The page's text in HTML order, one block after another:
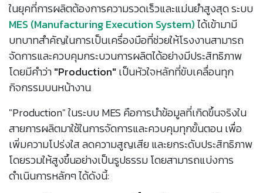
ในยุคที่การผลิตต้องการความรวดเร็วและแม่นยำสูงสุด ระบบ
MES (Manufacturing Execution System)ได้เข้ามามี
บทบาทสำคัญในการเป็นเครื่องมือที่ช่วยให้โรงงานสามารถ
จัดการและควบคุมกระบวนการผลิตได้อย่างมีประสิทธิภาพ
โดยมีคำว่า"Production" เป็นหัวใจหลักที่ขับเคลื่อนทุก
กิจกรรมบนหน้างาน
"Production" ในระบบ MES คือการนำข้อมูลที่เกิดขึ้นจริงใน
สายการผลิตมาใช้ในการจัดการและควบคุมทุกขั้นตอน เพื่อ
เพิ่มความโปร่งใส ลดความสูญเสีย และยกระดับประสิทธิภาพ
โดยรวมให้สูงขึ้นอย่างเป็นรูปธรรม โดยสามารถแบ่งการ
ดำเนินการหลักๆ ได้ดังนี้: